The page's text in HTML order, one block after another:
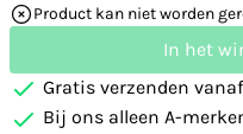
Product kan niet worden
In het
Gratis verzenden
Bij ons alleen A-